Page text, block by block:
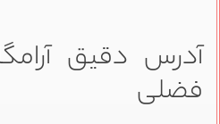
آدرس دقیق
فضلی